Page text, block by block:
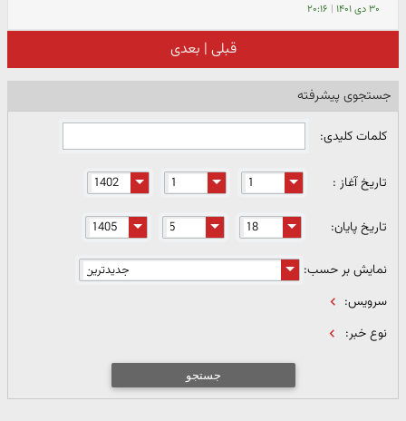
۳۰ دی ۱۴۰۱ | ۲۰:۱۶
قبلی | بعدی
جستجوی پیشرفته
کلمات کلیدی:
تاریخ آغاز :
تاریخ پایان:
نمایش بر حسب:
سرویس:
نوع خبر:
جستجو